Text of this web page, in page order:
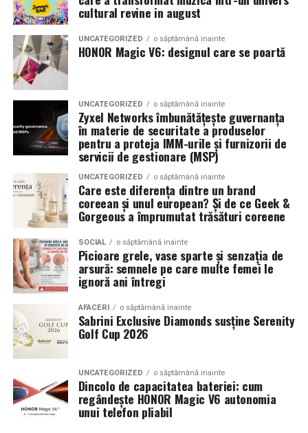
importantă a momentelor speciale din Maramureș,
combinând experiența organizatorică cu capacitatea de
a transforma fiecare eveniment într-o amintire
deosebită pentru participanți.
accentua liniile caroseriei si poate oferi un look
echilibrat, in timp ce o alegere gresita poate strica
proportiile, chiar daca restul masinii este bine realizat.
Anvelopele ca element vizual la show-uri auto
La evenimentele auto din Cluj, anvelopele nu sunt doar
componente functionale, ci si elemente vizuale. Publicul
si fotografii surprind adesea detalii precum modul in
care roata umple aripa, distanta fata de caroserie si
aspectul general al ansamblului roata-janta.
Anvelopele curate, cu dimensiuni corecte si uzura
uniforma, contribuie la imaginea profesionala a unei
masini de show. In multe cazuri, acestea completeaza
jantele si intaresc conceptul ales de proprietar, fie ca
vorbim despre un stil elegant, sportiv sau minimalist.
Echilibrul dintre estetica si utilizare reala
Un aspect specific evenimentelor auto din Cluj este
prezenta multor masini care nu sunt doar proiecte de
show, ci si vehicule utilizate zilnic. Proprietarii acestora
cauta solutii care sa le permita sa participe la
evenimente fara a sacrifica complet confortul sau
siguranta pe drumurile publice.
cultural revine in august
UNCATEGORIZED o săptămână inainte
HONOR Magic V6: designul care se poartă
UNCATEGORIZED o săptămână inainte
Zyxel Networks îmbunătățește guvernanța
în materie de securitate a produselor
pentru a proteja IMM-urile și furnizorii de
servicii de gestionare (MSP)
UNCATEGORIZED o săptămână inainte
Care este diferența dintre un brand
coreean și unul european? Și de ce Geek &
Gorgeous a împrumutat trăsături coreene
SOCIAL o săptămână inainte
Picioare grele, vase sparte și senzația de
arsură: semnele pe care multe femei le
ignoră ani întregi
AFACERI o săptămână inainte
Sabrini Exclusive Diamonds susține Serenity
Golf Cup 2026
UNCATEGORIZED o săptămână inainte
Dincolo de capacitatea bateriei: cum
regândește HONOR Magic V6 autonomia
unui telefon pliabil